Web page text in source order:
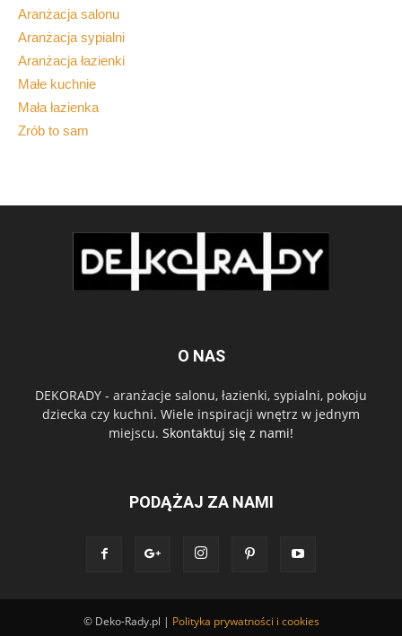
Aranżacja salonu
Aranżacja sypialni
Aranżacja łazienki
Małe kuchnie
Mała łazienka
Zrób to sam
O NAS
DEKORADY - aranżacje salonu, łazienki, sypialni, pokoju
dziecka czy kuchni. Wiele inspiracji wnętrz w jednym
miejscu. Skontaktuj się z nami!
PODĄŻAJ ZA NAMI
© Deko-Rady.pl | Polityka prywatności i cookies